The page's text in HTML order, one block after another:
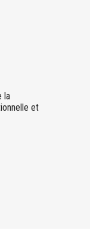
la
et